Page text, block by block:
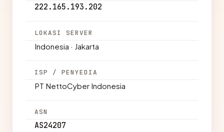
222.165.193.202
LOKASI SERVER
Indonesia · Jakarta
ISP / PENYEDIA
PT NettoCyber Indonesia
ASN
AS24207